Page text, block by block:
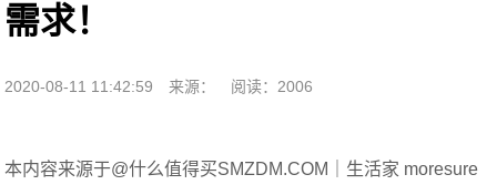
需求！
2020-08-11 11:42:59 来源： 阅读：2006
本内容来源于@什么值得买SMZDM.COM｜生活家 moresure